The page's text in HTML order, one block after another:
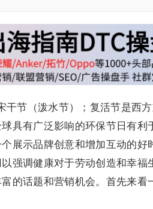
干节（泼水节）；复活节是西
具有广泛影响的环保节日有利
展示品牌创意和增加互动的
强调健康对于劳动创造和幸福
的话题和营销机会。首先来看